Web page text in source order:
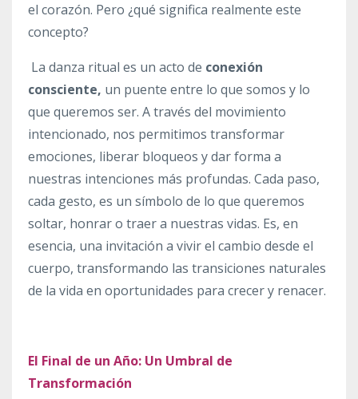
el corazón. Pero ¿qué significa realmente este
concepto?
La danza ritual es un acto de conexión
consciente, un puente entre lo que somos y lo
que queremos ser. A través del movimiento
intencionado, nos permitimos transformar
emociones, liberar bloqueos y dar forma a
nuestras intenciones más profundas. Cada paso,
cada gesto, es un símbolo de lo que queremos
soltar, honrar o traer a nuestras vidas. Es, en
esencia, una invitación a vivir el cambio desde el
cuerpo, transformando las transiciones naturales
de la vida en oportunidades para crecer y renacer.
El Final de un Año: Un Umbral de
Transformación